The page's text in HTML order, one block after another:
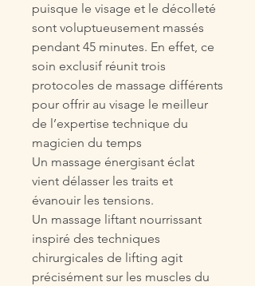
puisque le visage et le décolleté
sont voluptueusement massés
pendant 45 minutes. En effet, ce
soin exclusif réunit trois
protocoles de massage différents
pour offrir au visage le meilleur
de l’expertise technique du
magicien du temps
Un massage énergisant éclat
vient délasser les traits et
évanouir les tensions.
Un massage liftant nourrissant
inspiré des techniques
chirurgicales de lifting agit
précisément sur les muscles du